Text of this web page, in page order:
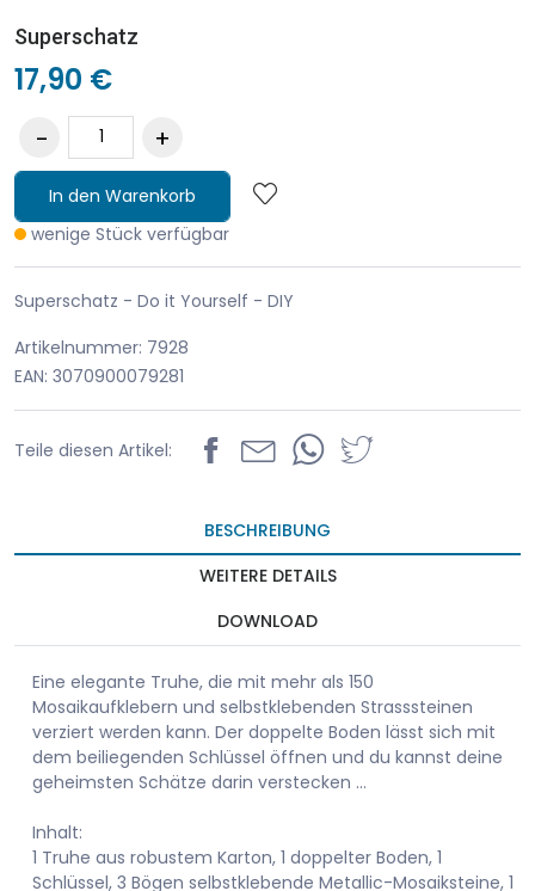
Superschatz
17,90 €
In den Warenkorb
wenige Stück verfügbar
Superschatz - Do it Yourself - DIY
Artikelnummer: 7928
EAN: 3070900079281
Teile diesen Artikel:
BESCHREIBUNG
WEITERE DETAILS
DOWNLOAD
Eine elegante Truhe, die mit mehr als 150
Mosaikaufklebern und selbstklebenden Strasssteinen
verziert werden kann. Der doppelte Boden lässt sich mit
dem beiliegenden Schlüssel öffnen und du kannst deine
geheimsten Schätze darin verstecken …
Inhalt:
1 Truhe aus robustem Karton, 1 doppelter Boden, 1
Schlüssel, 3 Bögen selbstklebende Metallic-Mosaiksteine, 1